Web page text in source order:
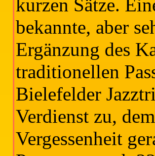
kurzen Sätze.
bekannte, aber
Ergänzung des
traditionellen
Bielefelder
Verdienst zu,
Vergessenheit